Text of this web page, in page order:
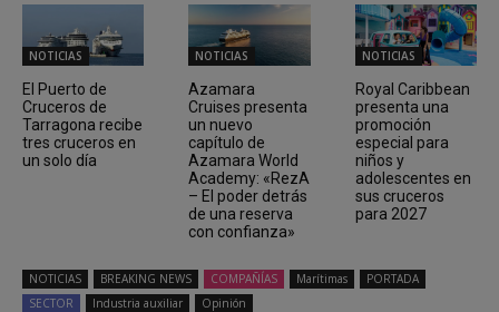
NOTICIAS
El Puerto de
Cruceros de
Tarragona recibe
tres cruceros en
un solo día
NOTICIAS
Azamara
Cruises presenta
un nuevo
capítulo de
Azamara World
Academy: «RezA
– El poder detrás
de una reserva
con confianza»
NOTICIAS
Royal Caribbean
presenta una
promoción
especial para
niños y
adolescentes en
sus cruceros
para 2027
NOTICIAS BREAKING NEWS COMPAÑÍAS Marítimas
PORTADA
SECTOR
Industria auxiliar Opinión